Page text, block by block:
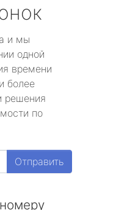
и мы
одной
времени
более
решения
по
Отправить